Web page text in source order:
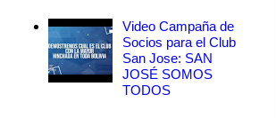
Video Campaña de
Socios para el Club
San Jose: SAN
JOSÉ SOMOS
TODOS